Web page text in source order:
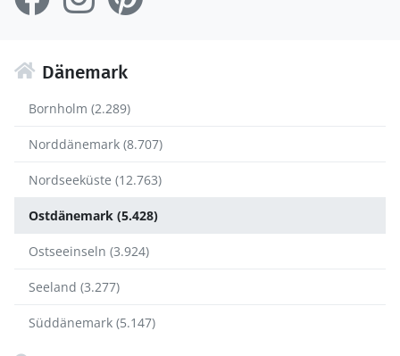
Dänemark
Bornholm (2.289)
Norddänemark (8.707)
Nordseeküste (12.763)
Ostdänemark (5.428)
Ostseeinseln (3.924)
Seeland (3.277)
Süddänemark (5.147)